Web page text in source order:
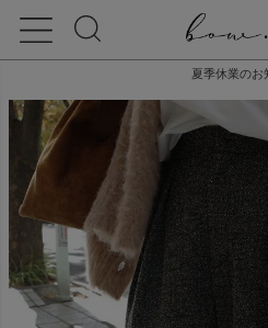
夏季休業のお
TWEED WIDE